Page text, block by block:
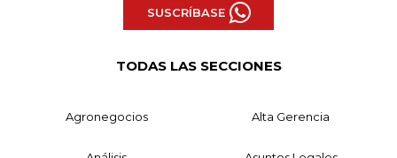
SUSCRÍBASE
TODAS LAS SECCIONES
Agronegocios Alta Gerencia